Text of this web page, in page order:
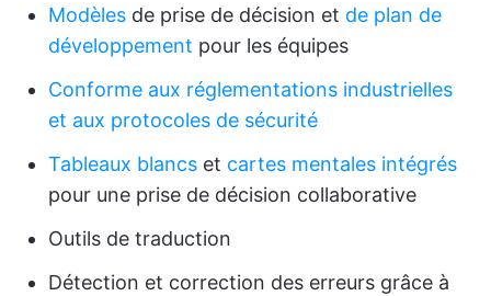
Modèles de prise de décision et de plan de
développement pour les équipes
Conforme aux réglementations industrielles
et aux protocoles de sécurité
Tableaux blancs et cartes mentales intégrés
pour une prise de décision collaborative
Outils de traduction
Détection et correction des erreurs grâce à